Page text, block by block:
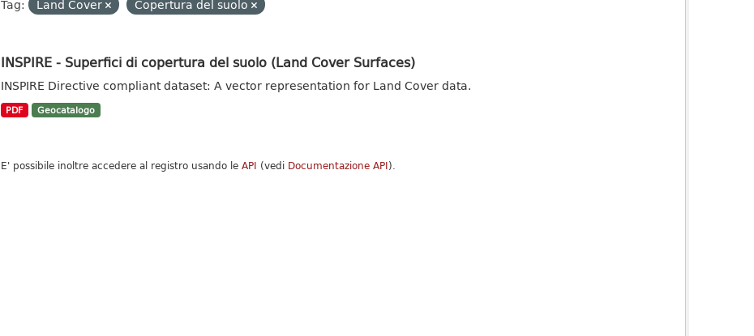
Tag: Land Cover Copertura del suolo
INSPIRE - Superfici di copertura del suolo (Land Cover Surfaces)
INSPIRE Directive compliant dataset: A vector representation for Land Cover data.
PDF Geocatalogo
E' possibile inoltre accedere al registro usando le API (vedi Documentazione API).